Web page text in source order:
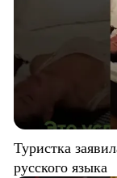
Туристка
русского языка